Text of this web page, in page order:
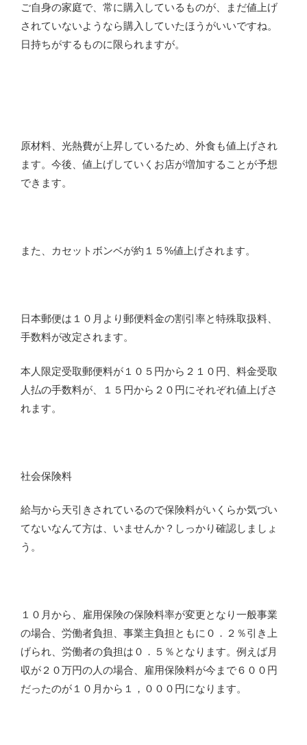
ご自身の家庭で、常に購入しているものが、まだ値上げ
されていないようなら購入していたほうがいいですね。
日持ちがするものに限られますが。
原材料、光熱費が上昇しているため、外食も値上げされ
ます。今後、値上げしていくお店が増加することが予想
できます。
また、カセットボンベが約１５%値上げされます。
日本郵便は１０月より郵便料金の割引率と特殊取扱料、
手数料が改定されます。
本人限定受取郵便料が１０５円から２１０円、料金受取
人払の手数料が、１５円から２０円にそれぞれ値上げさ
れます。
社会保険料
給与から天引きされているので保険料がいくらか気づい
てないなんて方は、いませんか？しっかり確認しましょ
う。
１０月から、雇用保険の保険料率が変更となり一般事業
の場合、労働者負担、事業主負担ともに０．２％引き上
げられ、労働者の負担は０．５％となります。例えば月
収が２０万円の人の場合、雇用保険料が今まで６００円
だったのが１０月から１，０００円になります。